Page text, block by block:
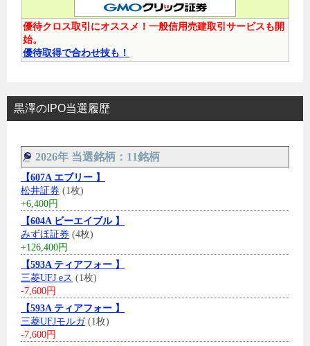
優待クロス取引にオススメ！一般信用売建取引サービスも開
始。
優待取得で合わせ技も！
黒澤のIPO当選履歴
2026年 当選銘柄：11銘柄
【607A エブリー 】
松井証券 (1枚)
+6,400円
【604A ビーエイブル 】
みずほ証券 (4枚)
+126,400円
【593A ティアフォー 】
三菱UFJ eス (1枚)
-7,600円
【593A ティアフォー 】
三菱UFJモルガ(1枚)
-7,600円